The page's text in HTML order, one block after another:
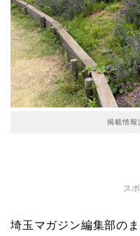
掲載情報
ス
埼玉マガジン編集部の